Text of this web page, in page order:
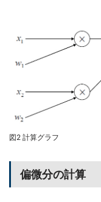
図2 計算グラフ
偏微分の計算